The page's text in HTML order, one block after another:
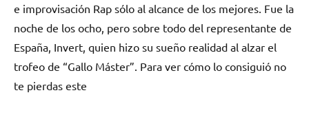
e improvisación Rap sólo al alcance de los mejores. Fue la
noche de los ocho, pero sobre todo del representante de
España, Invert, quien hizo su sueño realidad al alzar el
trofeo de “Gallo Máster”. Para ver cómo lo consiguió no
te pierdas este